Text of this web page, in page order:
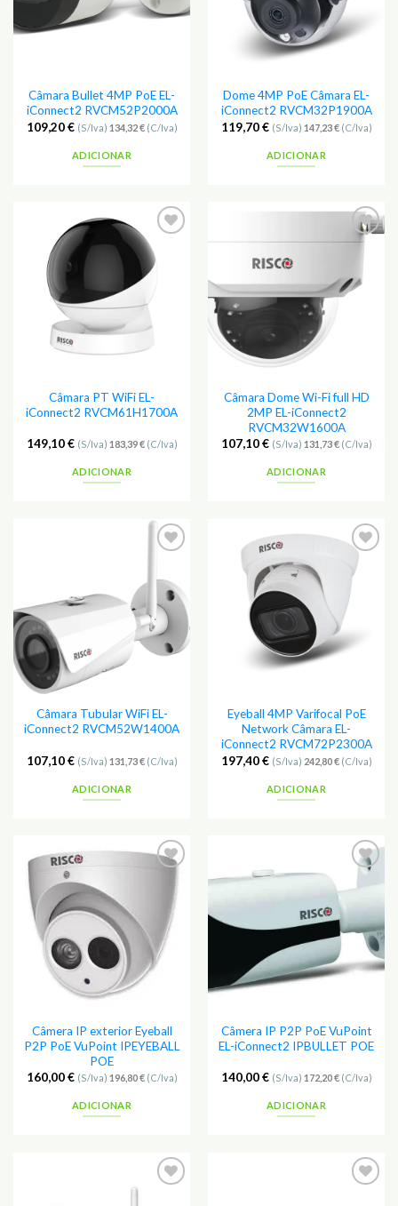
Câmara Bullet 4MP PoE EL-
iConnect2 RVCM52P2000A
109,20€ (S/Iva) 134,32€(C/Iva)
ADICIONAR
Dome 4MP PoE Câmara EL-
iConnect2 RVCM32P1900A
119,70€ (S/Iva) 147,23€(C/Iva)
ADICIONAR
Adicionar
aos
Favoritos
Câmara PT WiFi EL-
iConnect2 RVCM61H1700A
149,10€ (S/Iva) 183,39€(C/Iva)
ADICIONAR
Adicionar
Câmara Dome Wi-Fi full HD
2MP EL-iConnect2
RVCM32W1600A
107,10€ (S/Iva) 131,73€(C/Iva)
ADICIONAR
Favoritos
Câmara Tubular WiFi EL-
iConnect2 RVCM52W1400A
107,10€ (S/Iva) 131,73€(C/Iva)
ADICIONAR
Adicionar
aos
Favoritos
Eyeball 4MP Varifocal PoE
Network Câmara EL-
iConnect2 RVCM72P2300A
197,40€ (S/Iva) 242,80€(C/Iva)
ADICIONAR
Favoritos
Câmera IP exterior Eyeball
P2P PoE VuPoint IPEYEBALL
POE
160,00€ (S/Iva) 196,80€(C/Iva)
ADICIONAR
Adicionar
aos
Favoritos
Câmera IP P2P PoE VuPoint
EL-iConnect2 IPBULLET POE
140,00€ (S/Iva) 172,20€(C/Iva)
ADICIONAR